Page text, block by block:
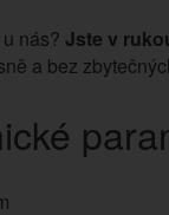
nás? Jste v
a bez